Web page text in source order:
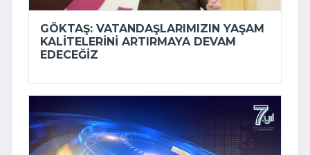
GÖKTAŞ: VATANDAŞLARIMIZIN YAŞAM
KALITELERINI ARTIRMAYA DEVAM
EDECEĞIZ